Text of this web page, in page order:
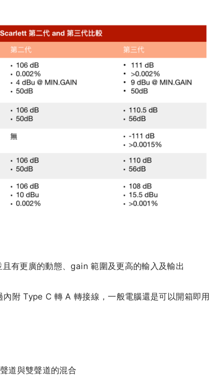
有更廣的動態、gain 範圍及更高的輸入及輸出
附 Type C 轉 A 轉接線，一般電腦還是可以開箱即用
道與雙聲道的混合